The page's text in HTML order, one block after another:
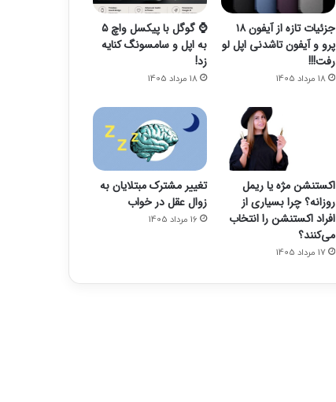
جزئیات تازه از آیفون ۱۸
پرو و آیفون تاشدنی اپل لو
رفت!!!
18 مرداد 1405
⌚️ گوگل با پیکسل واچ ۵
به اپل و سامسونگ کنایه
زد!
18 مرداد 1405
اکستنشن مژه یا ریمل
روزانه؟ چرا بسیاری از
افراد اکستنشن را انتخاب
می‌کنند؟
17 مرداد 1405
تغییر مشترک مبتلایان به
زوال عقل در خواب
16 مرداد 1405